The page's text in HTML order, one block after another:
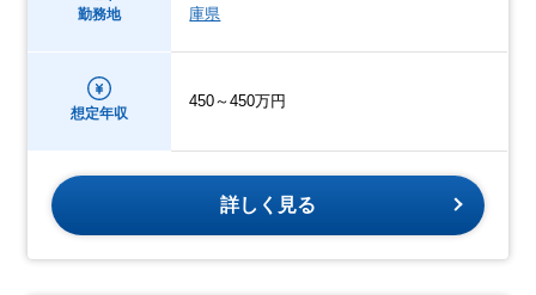
勤務地
庫県
想定年収
450～450万円
詳しく見る